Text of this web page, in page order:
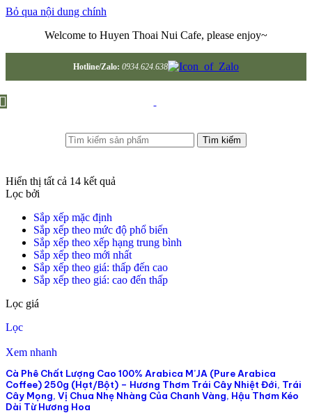
Bỏ qua nội dung chính
Welcome to Huyen Thoai Nui Cafe, please enjoy~
Hotline/Zalo: 0934.624.638
Tìm kiếm
Hiển thị tất cả 14 kết quả
Lọc bởi
Sắp xếp mặc định
Sắp xếp theo mức độ phổ biến
Sắp xếp theo xếp hạng trung bình
Sắp xếp theo mới nhất
Sắp xếp theo giá: thấp đến cao
Sắp xếp theo giá: cao đến thấp
Lọc giá
Lọc
Xem nhanh
Cà Phê Chất Lượng Cao 100% Arabica M’JA (Pure Arabica
Coffee) 250g (Hạt/Bột) – Hương Thơm Trái Cây Nhiệt Đới, Trái
Cây Mọng, Vị Chua Nhẹ Nhàng Của Chanh Vàng, Hậu Thơm Kéo
Dài Từ Hương Hoa